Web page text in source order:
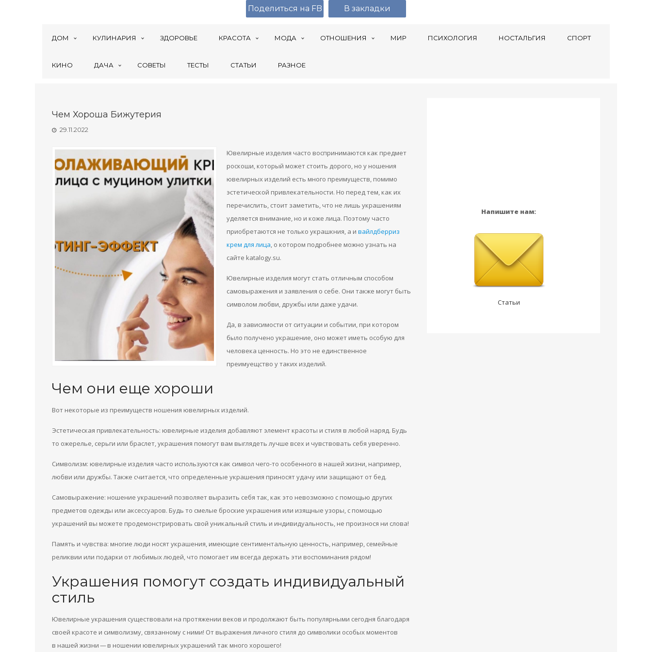
ДОМ КУЛИНАРИЯ ЗДОРОВЬЕ КРАСОТА МОДА ОТНОШЕНИЯ МИР ПСИХОЛОГИЯ НОСТАЛЬГИЯ СПОРТ
КИНО ДАЧА СОВЕТЫ ТЕСТЫ СТАТЬИ РАЗНОЕ
Чем Хороша Бижутерия
29.11.2022
Ювелирные изделия часто воспринимаются как предмет
роскоши, который может стоить дорого, но у ношения
ювелирных изделий есть много преимуществ, помимо
эстетической привлекательности. Но перед тем, как их
перечислить, стоит заметить, что не лишь украшениям
уделяется внимание, но и коже лица. Поэтому часто
приобретаются не только украшкния, а и вайлдберриз
крем для лица, о котором подробнее можно узнать на
сайте katalogy.su.
Ювелирные изделия могут стать отличным способом
самовыражения и заявления о себе. Они также могут быть
символом любви, дружбы или даже удачи.
Да, в зависимости от ситуации и событии, при котором
было получено украшение, оно может иметь особую для
человека ценность. Но это не единственное
преимуещство у таких изделий.
Чем они еще хороши
Вот некоторые из преимуществ ношения ювелирных изделий.
Эстетическая привлекательность: ювелирные изделия добавляют элемент красоты и стиля в любой наряд. Будь
то ожерелье, серьги или браслет, украшения помогут вам выглядеть лучше всех и чувствовать себя уверенно.
Символизм: ювелирные изделия часто используются как символ чего-то особенного в нашей жизни, например,
любви или дружбы. Также считается, что определенные украшения приносят удачу или защищают от бед.
Самовыражение: ношение украшений позволяет выразить себя так, как это невозможно с помощью других
предметов одежды или аксессуаров. Будь то смелые броские украшения или изящные узоры, с помощью
украшений вы можете продемонстрировать свой уникальный стиль и индивидуальность, не произнося ни слова!
Память и чувства: многие люди носят украшения, имеющие сентиментальную ценность, например, семейные
реликвии или подарки от любимых людей, что помогает им всегда держать эти воспоминания рядом!
Украшения помогут создать индивидуальный
стиль
Ювелирные украшения существовали на протяжении веков и продолжают быть популярными сегодня благодаря
своей красоте и символизму, связанному с ними! От выражения личного стиля до символики особых моментов
в нашей жизни — в ношении ювелирных украшений так много хорошего!
Напишите нам:
Статьи
Поделиться на FB В закладки